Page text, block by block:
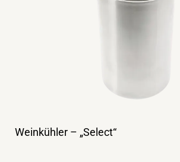
Weinkühler – „Select“